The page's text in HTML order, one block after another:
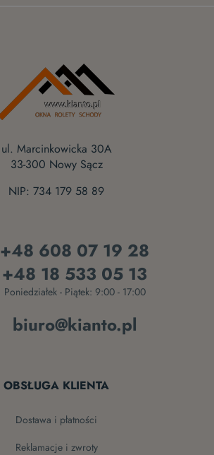
ul. Marcinkowicka 30A
33-300 Nowy Sącz
NIP: 734 179 58 89
+48 608 07 19 28
+48 18 533 05 13
Poniedziałek - Piątek: 9:00 - 17:00
biuro@kianto.pl
OBSŁUGA KLIENTA
dostawa i płatności
reklamacje i zwroty